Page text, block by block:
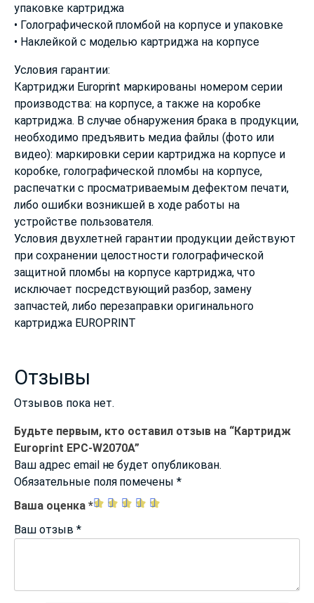
упаковке картриджа
• Голографической пломбой на корпусе и упаковке
• Наклейкой с моделью картриджа на корпусе
Условия гарантии:
Картриджи Europrint маркированы номером серии
производства: на корпусе, а также на коробке
картриджа. В случае обнаружения брака в продукции,
необходимо предъявить медиа файлы (фото или
видео): маркировки серии картриджа на корпусе и
коробке, голографической пломбы на корпусе,
распечатки с просматриваемым дефектом печати,
либо ошибки возникшей в ходе работы на
устройстве пользователя.
Условия двухлетней гарантии продукции действуют
при сохранении целостности голографической
защитной пломбы на корпусе картриджа, что
исключает посредствующий разбор, замену
запчастей, либо перезаправки оригинального
картриджа EUROPRINT
Отзывы
Отзывов пока нет.
Будьте первым, кто оставил отзыв на “Картридж
Europrint EPC-W2070A”
Ваш адрес email не будет опубликован.
Обязательные поля помечены*
Ваша оценка *
Ваш отзыв *